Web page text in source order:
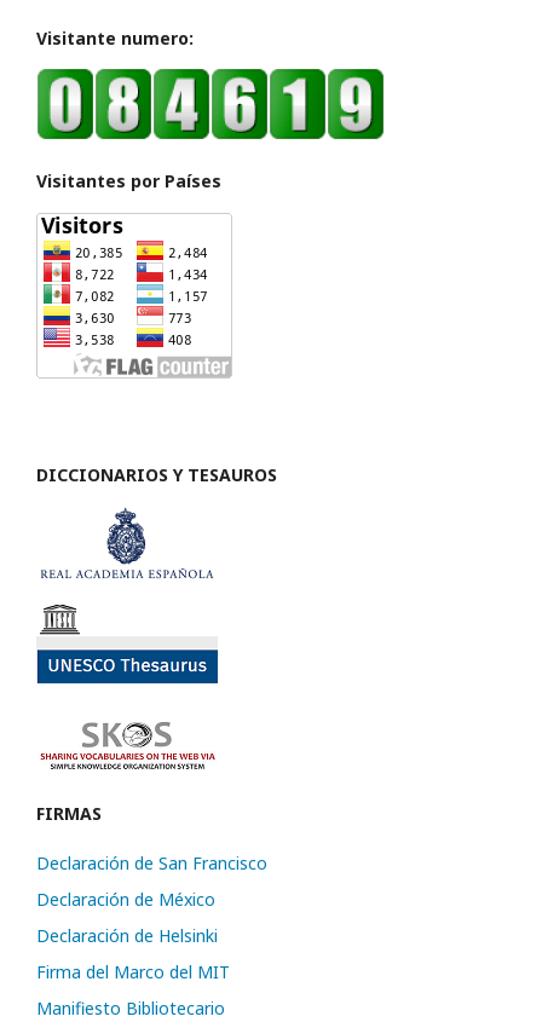
Visitante numero:
Visitantes por Países
DICCIONARIOS Y TESAUROS
FIRMAS
Declaración de San Francisco
Declaración de México
Declaración de Helsinki
Firma del Marco del MIT
Manifiesto Bibliotecario